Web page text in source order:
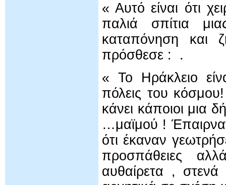
« Αυτό είναι ότι
παλιά σπίτια
καταπόνηση και
πρόσθεσε : .
« Το Ηράκλειο
πόλεις του
κάνει κάποιοι μια
…μαϊμού !
ότι έκαναν
προσπάθειες
αυθαίρετα ,